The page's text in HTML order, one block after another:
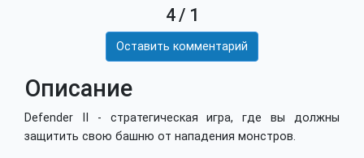
4/ 1
Оставить комментарий
Описание
Defender II - стратегическая игра, где вы должны
защитить свою башню от нападения монстров.